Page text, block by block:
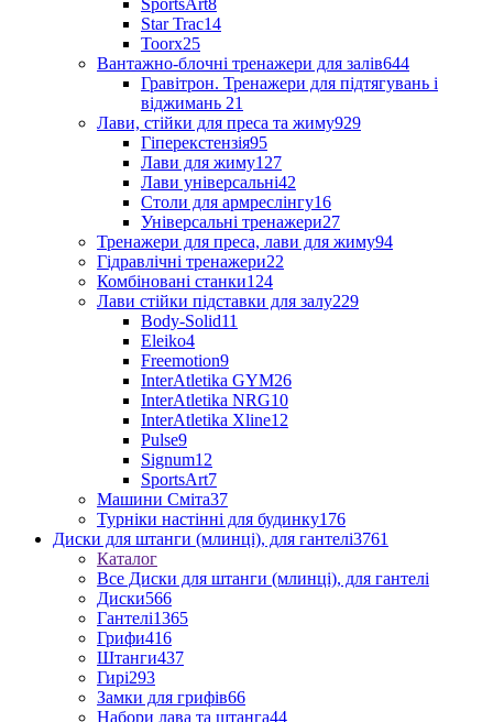
SportsArt8
Star Trac14
Toorx25
Вантажно-блочні тренажери для залів644
Гравітрон. Тренажери для підтягувань і
віджимань 21
Лави, стійки для преса та жиму929
Гіперекстензія95
Лави для жиму127
Лави універсальні42
Столи для армреслінгу16
Універсальні тренажери27
Тренажери для преса, лави для жиму94
Гідравлічні тренажери22
Комбіновані станки124
Лави стійки підставки для залу229
Body-Solid11
Eleiko4
Freemotion9
InterAtletika GYM26
InterAtletika NRG10
InterAtletika Xline12
Pulse9
Signum12
SportsArt7
Машини Сміта37
Турніки настінні для будинку176
Диски для штанги (млинці), для гантелі3761
Каталог
Все Диски для штанги (млинці), для гантелі
Диски566
Гантелі1365
Грифи416
Штанги437
Гирі293
Замки для грифів66
Набори лава та штанга44